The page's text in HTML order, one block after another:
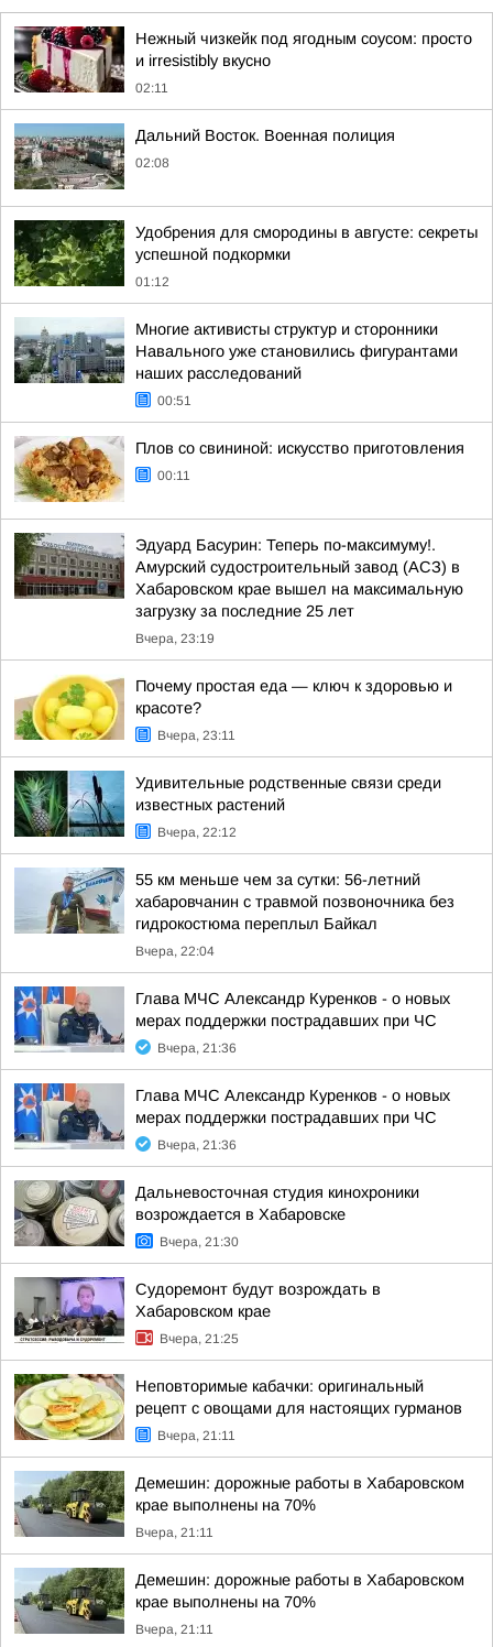
Нежный чизкейк под ягодным соусом: просто
и irresistibly вкусно
02:11
Дальний Восток. Военная полиция
02:08
Удобрения для смородины в августе: секреты
успешной подкормки
01:12
Многие активисты структур и сторонники
Навального уже становились фигурантами
наших расследований
00:51
Плов со свининой: искусство приготовления
00:11
Эдуард Басурин: Теперь по-максимуму!.
Амурский судостроительный завод (АСЗ) в
Хабаровском крае вышел на максимальную
загрузку за последние 25 лет
Вчера, 23:19
Почему простая еда — ключ к здоровью и
красоте?
Вчера, 23:11
Удивительные родственные связи среди
известных растений
Вчера, 22:12
55 км меньше чем за сутки: 56-летний
хабаровчанин с травмой позвоночника без
гидрокостюма переплыл Байкал
Вчера, 22:04
Глава МЧС Александр Куренков - о новых
мерах поддержки пострадавших при ЧС
Вчера, 21:36
Глава МЧС Александр Куренков - о новых
мерах поддержки пострадавших при ЧС
Вчера, 21:36
Дальневосточная студия кинохроники
возрождается в Хабаровске
Вчера, 21:30
Судоремонт будут возрождать в
Хабаровском крае
Вчера, 21:25
Неповторимые кабачки: оригинальный
рецепт с овощами для настоящих гурманов
Вчера, 21:11
Демешин: дорожные работы в Хабаровском
крае выполнены на 70%
Вчера, 21:11
Демешин: дорожные работы в Хабаровском
крае выполнены на 70%
Вчера, 21:11